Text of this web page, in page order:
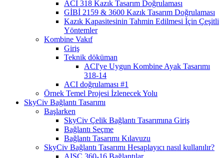
ACI 318 Kazık Tasarım Doğrulaması
GİBİ 2159 & 3600 Kazık Tasarım Doğrulaması
Kazık Kapasitesinin Tahmin Edilmesi İçin Çeşitli
Yöntemler
Kombine Vakıf
Giriş
Teknik döküman
ACI'ye Uygun Kombine Ayak Tasarımı
318-14
ACI doğrulaması #1
Örnek Temel Projesi İzlenecek Yolu
SkyCiv Bağlantı Tasarımı
Başlarken
SkyCiv Çelik Bağlantı Tasarımına Giriş
Bağlantı Seçme
Bağlantı Tasarımı Kılavuzu
SkyCiv Bağlantı Tasarımı Hesaplayıcı nasıl kullanılır?